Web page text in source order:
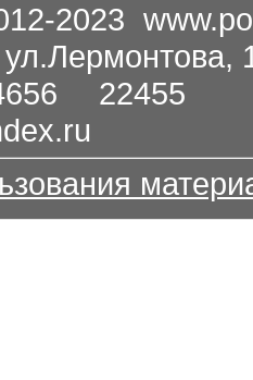
2023
ул.Лермонтова,